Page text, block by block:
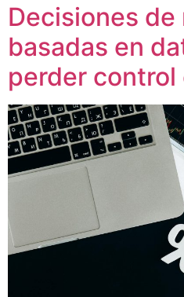
Decisiones
basadas en
perder